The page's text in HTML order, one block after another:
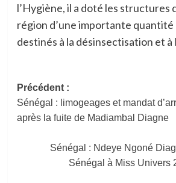
l’Hygiène, il a doté les structures
région d’une importante
destinés à la désinsectisation et à
Navigation
d’article
Précédent :
Sénégal : limogeages et mandat
après la fuite de Madiambal Diagne
Sénégal : Ndeye Ngoné
Sénégal à Miss Univers